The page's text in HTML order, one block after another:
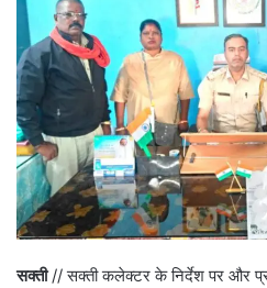
सक्ती// सक्ती कलेक्टर के निर्देश पर और